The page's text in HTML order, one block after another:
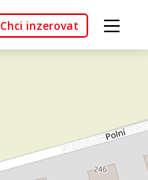
Chci inzerovat